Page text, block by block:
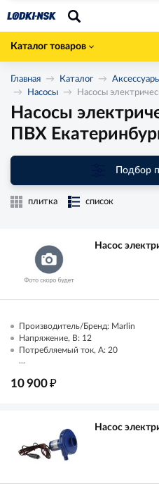
Каталог товаров
Главная Каталог
Насосы
Насосы
Насосы
ПВХ
Подбор
плитка список
Насос
Производитель/Бренд: Marlin
Напряжение, В: 12
Потребляемый ток, А: 20
...
10 900₽
Насос